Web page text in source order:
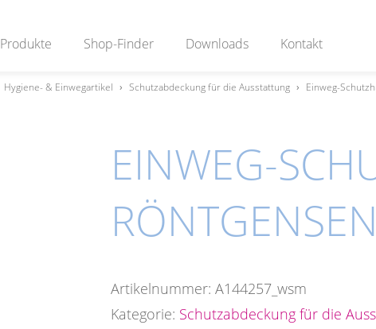
Produkte Shop-Finder Downloads Kontakt
Hygiene- & Einwegartikel › Schutzabdeckung für die Ausstattung › Einweg-
EINWEG-
Artikelnummer:A144257_wsm
Kategorie: Schutzabdeckung für die